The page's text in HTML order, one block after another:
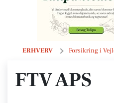
ERHVERV Forsikring i
FTV ApS
FTV APS